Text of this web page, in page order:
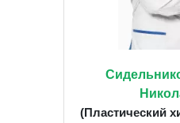
(Пластический